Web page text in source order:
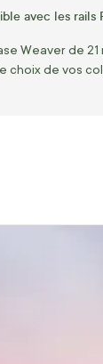
avec les rails
Weaver de
choix de vos